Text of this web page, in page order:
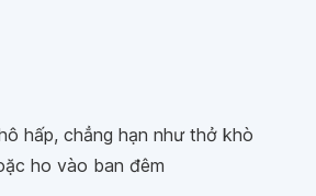
hấp, chẳng hạn như thở khò
ho vào ban đêm